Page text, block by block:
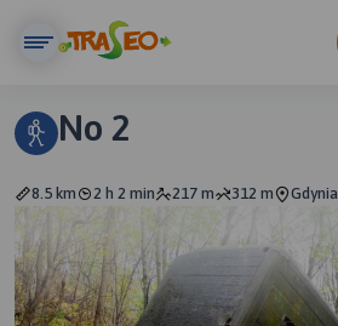
No 2
8.5 km 2 h 2 min 217 m 312 m Gdynia